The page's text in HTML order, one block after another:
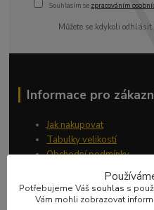
Souhlasím se zpracováním
Můžete se kdykoli
Informace pro
Jak nakupovat
Tabulky velikostí
Obchodní podmínky
Zakázková výroba
Potřebujeme Váš souhlas s
Vám mohli zobrazovat